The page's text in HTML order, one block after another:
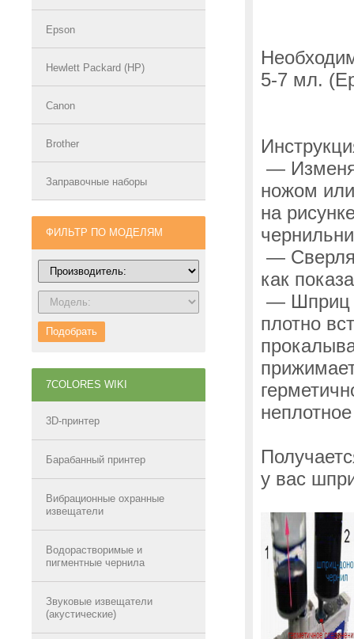
Epson
Hewlett Packard (HP)
Canon
Brother
Заправочные наборы
ФИЛЬТР ПО МОДЕЛЯМ
Подобрать
7COLORES WIKI
3D-принтер
Барабанный принтер
Вибрационные охранные
извещатели
Водорастворимые и
пигментные чернила
Звуковые извещатели
(акустические)
5-7 мл.
—
ножом
на
—
как
—
плотно
у вас